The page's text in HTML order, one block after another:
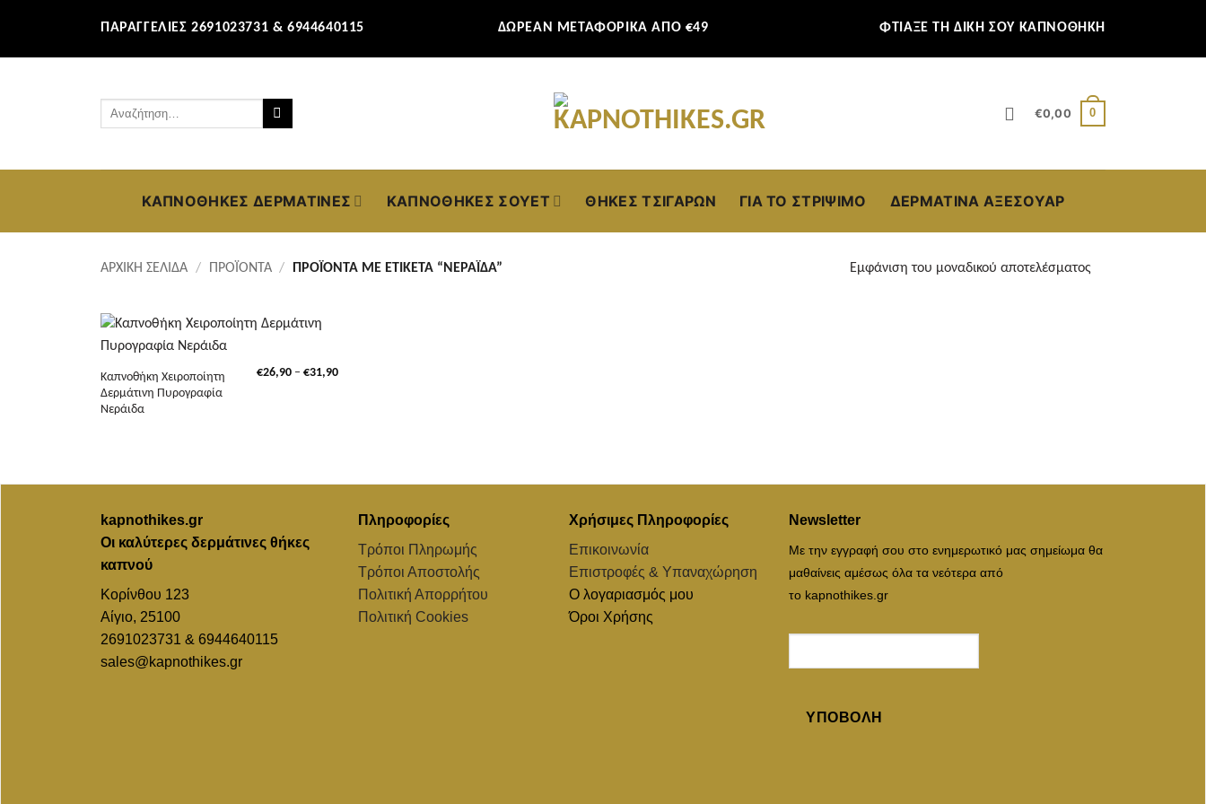
περιεχόμενο
ΠΑΡΑΓΓΕΛΊΕΣ 2691023731 & 6944640115 ΔΩΡΕΑΝ ΜΕΤΑΦΟΡΙΚΑ ΑΠΟ €49 ΦΤΙΑΞΕ ΤΗ ΔΙΚΗ ΣΟΥ ΚΑΠΝΟΘΗΚΗ
€0,00 0
ΚΑΠΝΟΘΉΚΕΣ ΔΕΡΜΆΤΙΝΕΣ ΚΑΠΝΟΘΉΚΕΣ ΣΟΥΈΤ ΘΉΚΕΣ ΤΣΙΓΆΡΩΝ ΓΙΑ ΤΟ ΣΤΡΊΨΙΜΟ ΔΕΡΜΆΤΙΝΑ ΑΞΕΣΟΥΆΡ
ΑΡΧΙΚΉ ΣΕΛΊΔΑ / ΠΡΟΪΌΝΤΑ / ΠΡΟΪΌΝΤΑ ΜΕ ΕΤΙΚΈΤΑ “ΝΕΡΆΙΔΑ” Εμφάνιση του μοναδικού αποτελέσματος
+
Καπνοθήκη Χειροποίητη
Δερμάτινη Πυρογραφία
Νεράιδα
€26,90 – €31,90Price
kapnothikes.gr
Οι καλύτερες δερμάτινες θήκες
καπνού
Κορίνθου 123
Αίγιο, 25100
2691023731 & 6944640115
sales@kapnothikes.gr
Πληροφορίες
Τρόποι Πληρωμής
Τρόποι Αποστολής
Πολιτική Απορρήτου
Πολιτική Cookies
Χρήσιμες Πληροφορίες
Επικοινωνία
Επιστροφές & Υπαναχώρηση
Ο λογαριασμός μου
Όροι Χρήσης
Newsletter
Με την εγγραφή σου στο ενημερωτικό μας σημείωμα θα
μαθαίνεις αμέσως όλα τα νεότερα από
το kapnothikes.gr
ΥΠΟΒΟΛΉ